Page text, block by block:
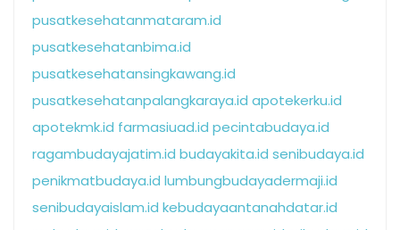
pusatkesehatanmataram.id
pusatkesehatanbima.id
pusatkesehatansingkawang.id
pusatkesehatanpalangkaraya.id apotekerku.id
apotekmk.id farmasiuad.id pecintabudaya.id
ragambudayajatim.id budayakita.id senibudaya.id
penikmatbudaya.id lumbungbudayadermaji.id
senibudayaislam.id kebudayaantanahdatar.id